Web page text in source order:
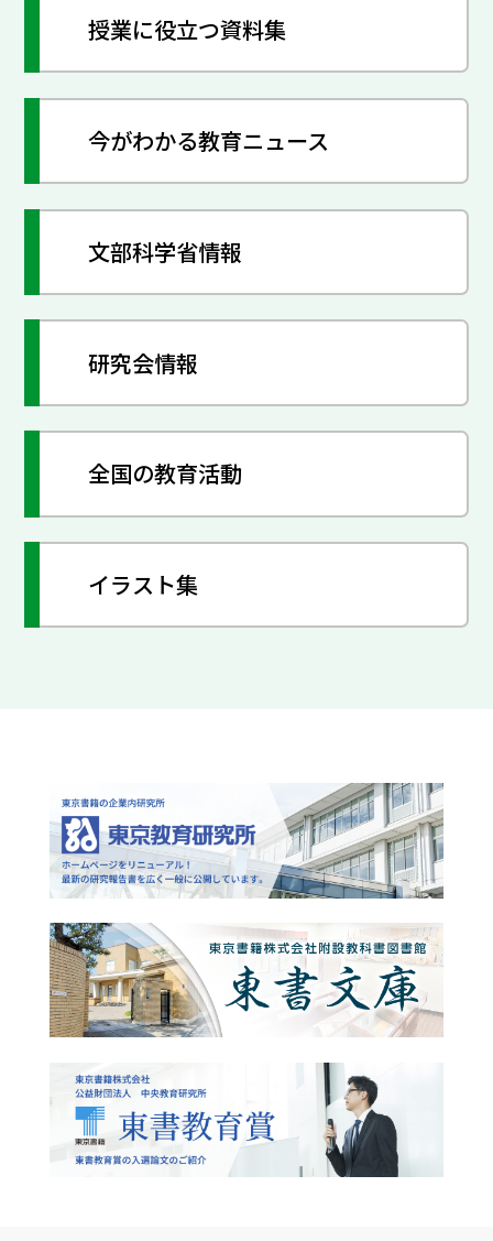
授業に役立つ資料集
今がわかる教育ニュース
文部科学省情報
研究会情報
全国の教育活動
イラスト集